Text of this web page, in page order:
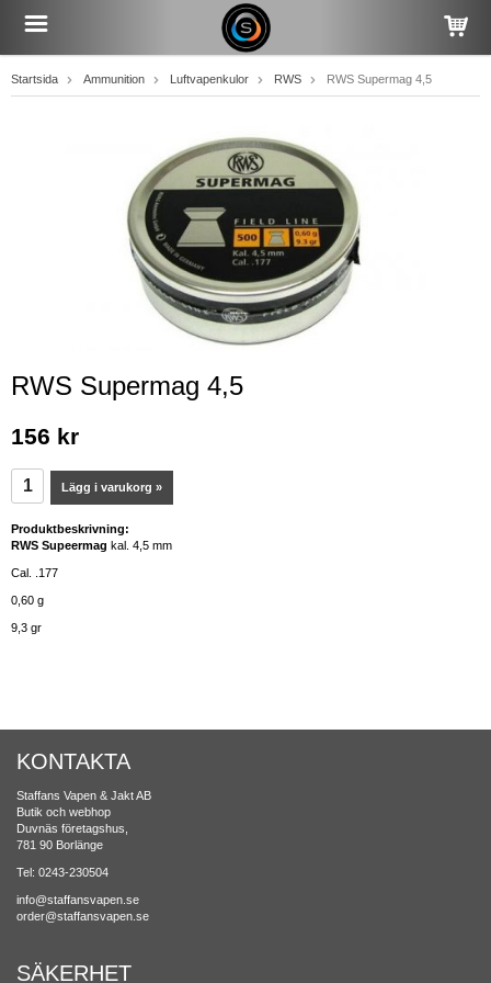
Startsida Ammunition Luftvapenkulor RWS RWS Supermag 4,5
RWS Supermag 4,5
156 kr
Lägg i varukorg »
Produktbeskrivning:
RWS Supeermag kal. 4,5 mm
Cal. .177
0,60 g
9,3 gr
KONTAKTA
Staffans Vapen & Jakt AB
Butik och webhop
Duvnäs företagshus,
781 90 Borlänge
Tel: 0243-230504
info@staffansvapen.se
order@staffansvapen.se
SÄKERHET